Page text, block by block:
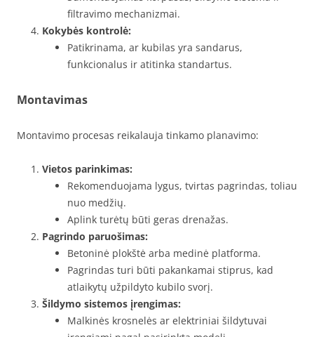
filtravimo mechanizmai.
Kokybės kontrolė:
Patikrinama, ar kubilas yra sandarus,
funkcionalus ir atitinka standartus.
Montavimas
Montavimo procesas reikalauja tinkamo planavimo:
Vietos parinkimas:
Rekomenduojama lygus, tvirtas pagrindas, toliau
nuo medžių.
Aplink turėtų būti geras drenažas.
Pagrindo paruošimas:
Betoninė plokštė arba medinė platforma.
Pagrindas turi būti pakankamai stiprus, kad
atlaikytų užpildyto kubilo svorį.
Šildymo sistemos įrengimas:
Malkinės krosnelės ar elektriniai šildytuvai